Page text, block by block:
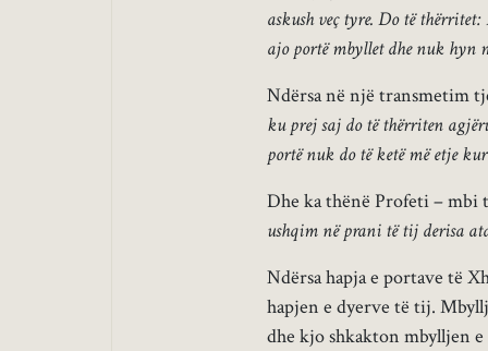
askush veç tyre. Do të
ajo portë mbyllet dhe nuk hyn
Ndërsa në një transmetim
ku prej saj do të thërriten
portë nuk do të ketë më etje
Dhe ka thënë Profeti – mbi
ushqim në prani të tij derisa
Ndërsa hapja e portave të
hapjen e dyerve të tij.
dhe kjo shkakton mbylljen